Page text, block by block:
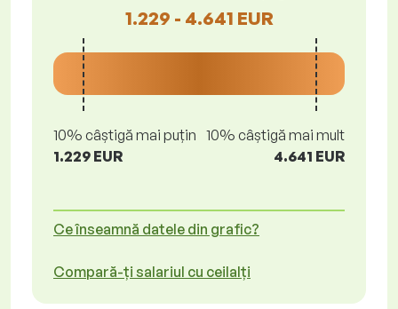
1.229 - 4.641 EUR
10% câștigă mai puțin
1.229 EUR
10% câștigă mai mult
4.641 EUR
Ce înseamnă datele din grafic?
Compară-ți salariul cu ceilalți